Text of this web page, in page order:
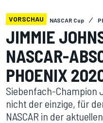
VORSCHAU NASCAR Cup
JIMMIE
NASCAR-
PHOENIX
Siebenfach-Champion
nicht der einzige, für
NASCAR in der